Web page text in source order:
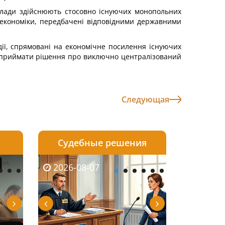
здійснюють стосовно існуючих монопольних
передбачені відповідними державними
спрямовані на економічне посилення існуючих
приймати рішення про виключно централізований
Следующая
2026-08-06 2026-08-05
2026-08-04 2026-08-04
2026-07-03 2026-06-08
Судебные решения
2026-08-07